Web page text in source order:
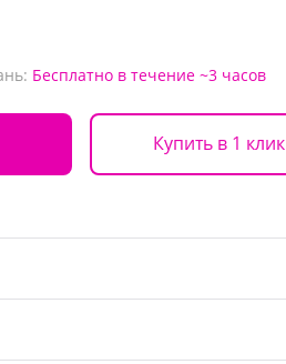
Бесплатно в течение ~3 часов
Купить в 1 клик